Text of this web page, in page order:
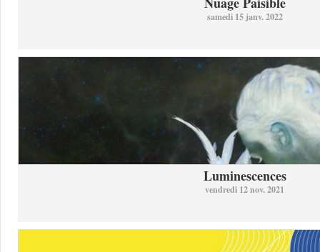
samedi 15 janv. 2022
Luminescences
vendredi 12 nov. 2021